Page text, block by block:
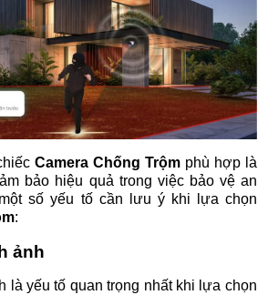
Camera Chống Trộmphù hợp là
bảo hiệu quả trong việc bảo vệ an
số yếu tố cần lưu ý khi lựa chọn
:
ảnh
là yếu tố quan trọng nhất khi lựa chọn